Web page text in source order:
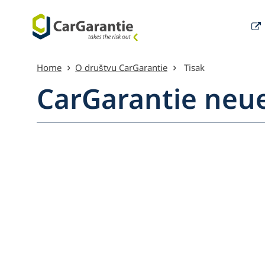
Preskoči na sadržaj
Home O društvu CarGarantie Tisak
CarGarantie